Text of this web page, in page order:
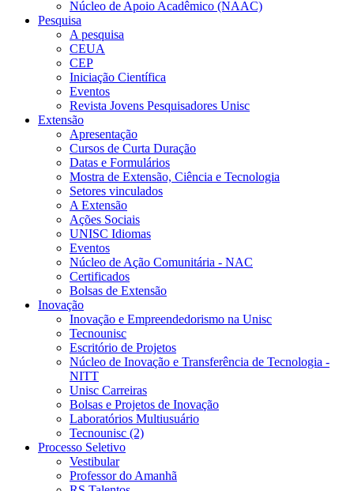
Núcleo de Apoio Acadêmico (NAAC)
Pesquisa
A pesquisa
CEUA
CEP
Iniciação Científica
Eventos
Revista Jovens Pesquisadores Unisc
Extensão
Apresentação
Cursos de Curta Duração
Datas e Formulários
Mostra de Extensão, Ciência e Tecnologia
Setores vinculados
A Extensão
Ações Sociais
UNISC Idiomas
Eventos
Núcleo de Ação Comunitária - NAC
Certificados
Bolsas de Extensão
Inovação
Inovação e Empreendedorismo na Unisc
Tecnounisc
Escritório de Projetos
Núcleo de Inovação e Transferência de Tecnologia -
NITT
Unisc Carreiras
Bolsas e Projetos de Inovação
Laboratórios Multiusuário
Tecnounisc (2)
Processo Seletivo
Vestibular
Professor do Amanhã